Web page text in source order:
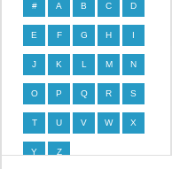
# A B C D
E F G H I
J K L M N
O P Q R S
T U V W X
Y Z